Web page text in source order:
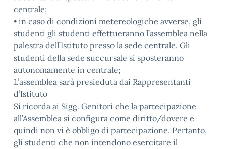
centrale;
• in caso di condizioni metereologiche avverse, gli
studenti gli studenti effettueranno l’assemblea nella
palestra dell’Istituto presso la sede centrale. Gli
studenti della sede succursale si sposteranno
autonomamente in centrale;
L’assemblea sarà presieduta dai Rappresentanti
d’Istituto
Si ricorda ai Sigg. Genitori che la partecipazione
all’Assemblea si configura come diritto/dovere e
quindi non vi è obbligo di partecipazione. Pertanto,
gli studenti che non intendono esercitare il